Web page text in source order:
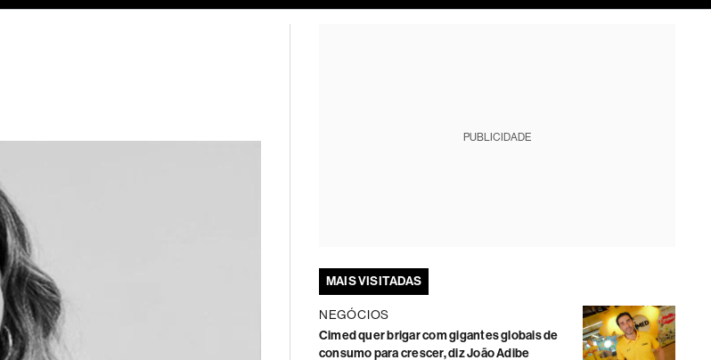
PUBLICIDADE
MAIS VISITADAS
NEGÓCIOS
Cimed quer brigar com gigantes globais de
consumo para crescer, diz João Adibe